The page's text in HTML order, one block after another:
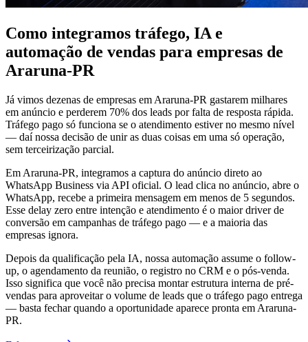
Como integramos tráfego, IA e
automação de vendas para empresas de
Araruna-PR
Já vimos dezenas de empresas em Araruna-PR gastarem milhares
em anúncio e perderem 70% dos leads por falta de resposta rápida.
Tráfego pago só funciona se o atendimento estiver no mesmo nível
— daí nossa decisão de unir as duas coisas em uma só operação,
sem terceirização parcial.
Em Araruna-PR, integramos a captura do anúncio direto ao
WhatsApp Business via API oficial. O lead clica no anúncio, abre o
WhatsApp, recebe a primeira mensagem em menos de 5 segundos.
Esse delay zero entre intenção e atendimento é o maior driver de
conversão em campanhas de tráfego pago — e a maioria das
empresas ignora.
Depois da qualificação pela IA, nossa automação assume o follow-
up, o agendamento da reunião, o registro no CRM e o pós-venda.
Isso significa que você não precisa montar estrutura interna de pré-
vendas para aproveitar o volume de leads que o tráfego pago entrega
— basta fechar quando a oportunidade aparece pronta em Araruna-
PR.